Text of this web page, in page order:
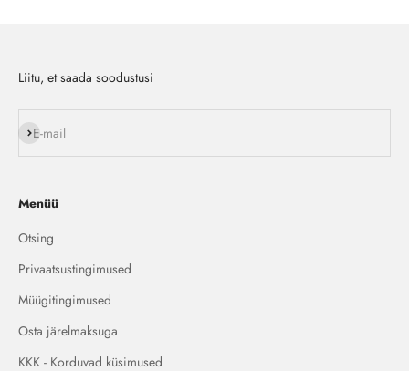
Liitu, et saada soodustusi
E-mail
Liitu
Menüü
Otsing
Privaatsustingimused
Müügitingimused
Osta järelmaksuga
KKK - Korduvad küsimused